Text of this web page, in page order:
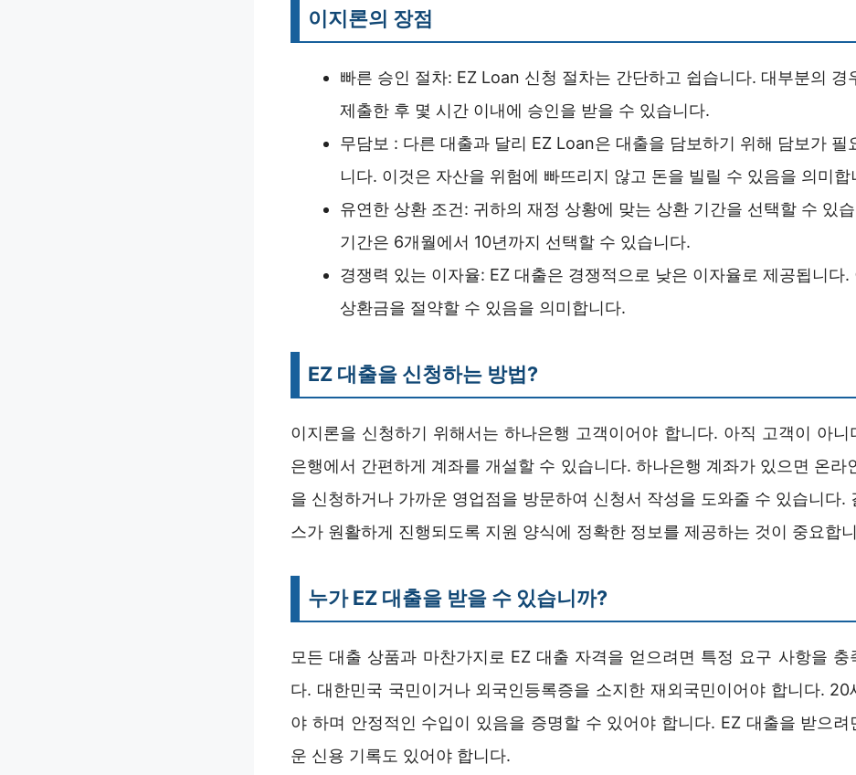
이지론의 장점
빠른 승인 절차: EZ Loan 신청 절차는 간단하고 쉽습니다. 대부분의 경
제출한 후 몇 시간 이내에 승인을 받을 수 있습니다.
무담보 : 다른 대출과 달리 EZ Loan은 대출을 담보하기 위해 담보가 필
니다. 이것은 자산을 위험에 빠뜨리지 않고 돈을 빌릴 수 있음을 의미합
유연한 상환 조건: 귀하의 재정 상황에 맞는 상환 기간을 선택할 수 있
기간은 6개월에서 10년까지 선택할 수 있습니다.
경쟁력 있는 이자율: EZ 대출은 경쟁적으로 낮은 이자율로 제공됩니다.
상환금을 절약할 수 있음을 의미합니다.
EZ 대출을 신청하는 방법?
이지론을 신청하기 위해서는 하나은행 고객이어야 합니다. 아직 고객이 아니
은행에서 간편하게 계좌를 개설할 수 있습니다. 하나은행 계좌가 있으면 온라
을 신청하거나 가까운 영업점을 방문하여 신청서 작성을 도와줄 수 있습니다.
스가 원활하게 진행되도록 지원 양식에 정확한 정보를 제공하는 것이 중요합
누가 EZ 대출을 받을 수 있습니까?
모든 대출 상품과 마찬가지로 EZ 대출 자격을 얻으려면 특정 요구 사항을 충
다. 대한민국 국민이거나 외국인등록증을 소지한 재외국민이어야 합니다. 20
야 하며 안정적인 수입이 있음을 증명할 수 있어야 합니다. EZ 대출을 받으려
운 신용 기록도 있어야 합니다.